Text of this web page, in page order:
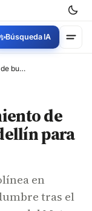
✨Búsqueda IA
Estrellado el arrendamiento de buses del Metro de Medellín para Metrolínea
de
para
en
tras el